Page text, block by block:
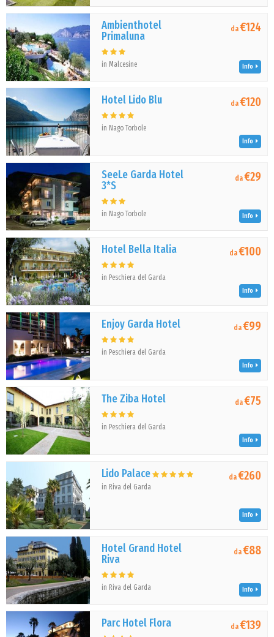
Ambienthotel
Primaluna
in Malcesine
da€124
Info
Hotel Lido Blu
in Nago Torbole
da€120
Info
SeeLe Garda Hotel
3*S
in Nago Torbole
da€29
Info
Hotel Bella Italia
in Peschiera del Garda
da€100
Info
Enjoy Garda Hotel
in Peschiera del Garda
da€99
Info
The Ziba Hotel
in Peschiera del Garda
da€75
Info
Lido Palace
in Riva del Garda
da€260
Info
Hotel Grand Hotel
Riva
in Riva del Garda
da€88
Info
Parc Hotel Flora da€139